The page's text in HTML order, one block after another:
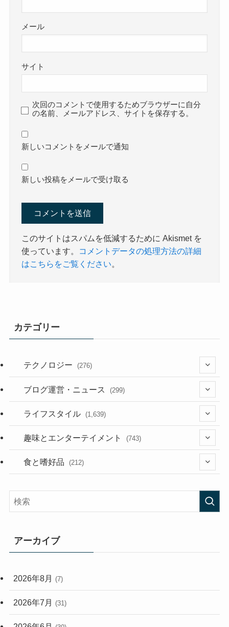
メール
サイト
次回のコメントで使用するためブラウザーに自分
の名前、メールアドレス、サイトを保存する。
新しいコメントをメールで通知
新しい投稿をメールで受け取る
このサイトはスパムを低減するために Akismet を
使っています。
コメントデータの処理方法の詳細
はこちらをご覧ください。
カテゴリー
テクノロジー (276)
(36)
(187)
ブログ運営・ニュース (299)
(118)
(181)
ライフスタイル (1,639)
(394)
(282)
(33)
(248)
趣味とエンターテイメント (743)
(56)
食と嗜好品 (212)
アーカイブ
2026年8月 (7)
2026年7月 (31)